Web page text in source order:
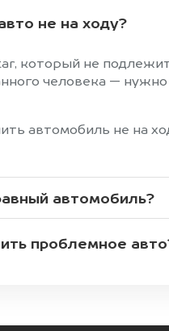
не на ходу?
который не
человека —
автомобиль не на
автомобиль?
проблемное